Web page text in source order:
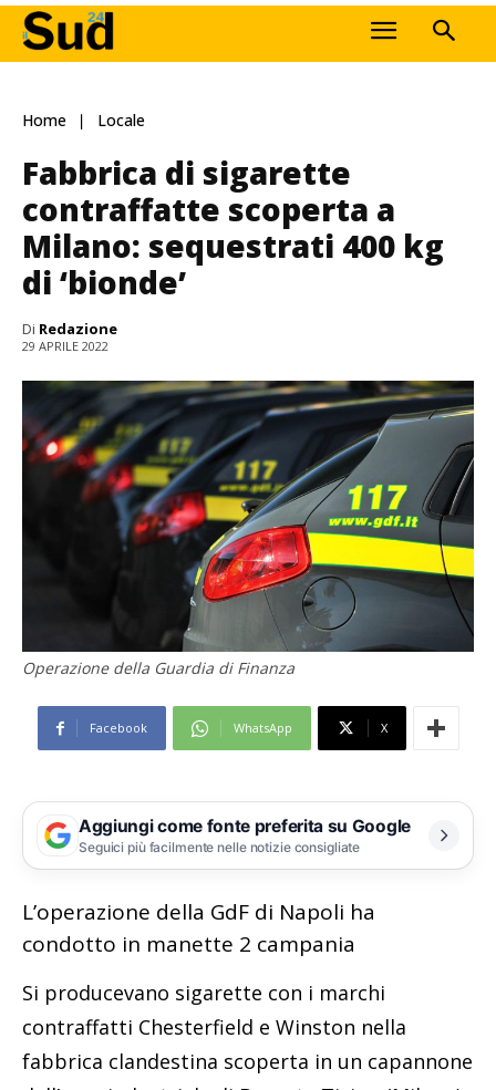
Home Locale
Fabbrica di sigarette
contraffatte scoperta a
Milano: sequestrati 400 kg
di ‘bionde’
Di Redazione
29 APRILE 2022
Operazione della Guardia di Finanza
Facebook WhatsApp X
Aggiungi come fonte preferita su Google
Seguici più facilmente nelle notizie consigliate
L’operazione della GdF di Napoli ha
condotto in manette 2 campania
Si producevano sigarette con i marchi
contraffatti Chesterfield e Winston nella
fabbrica clandestina scoperta in un capannone